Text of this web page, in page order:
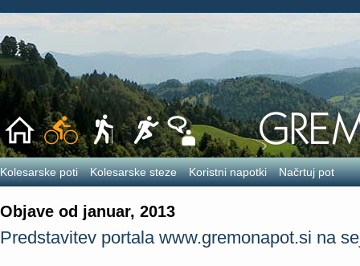
Kolesarske poti Kolesarske steze Koristni napotki Načrtuj pot
Objave od januar, 2013
Predstavitev portala www.gremonapot.si na